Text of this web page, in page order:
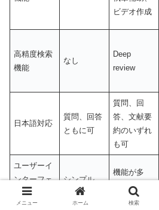
ビデオ作成
高精度検索
機能
なし
Deep
review
日本語対応
質問、回答
ともに可
質問、回
答、文献要
約のいずれ
も可
ユーザーイ
ンターフェ
ース
シンプル
機能が多
く、煩雑
メニュー ホーム 検索